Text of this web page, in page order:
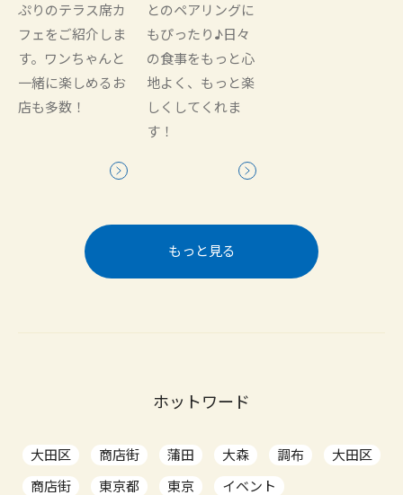
ぷりのテラス席カ
フェをご紹介しま
す。ワンちゃんと
一緒に楽しめるお
店も多数！
とのペアリングに
もぴったり♪日々
の食事をもっと心
地よく、もっと楽
しくしてくれま
す！
もっと見る
ホットワード
大田区 商店街 蒲田 大森 調布
大田区
商店街
東京都 東京
イベント